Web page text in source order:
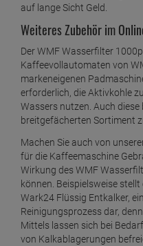
auf lange Sicht Geld.
Weiteres Zubehör im
Der WMF Wasserfilter
Kaffeevollautomaten von
markeneigenen
erforderlich, die Aktivkohle
Wassers nutzen. Auch
breitgefächerten Sortiment
Machen Sie auch von
für die Kaffeemaschine
Wirkung des WMF
können. Beispielsweise
Wark24 Flüssig Entkalker,
Reinigungsprozess dar,
Mittels lassen sich bei
von Kalkablagerungen